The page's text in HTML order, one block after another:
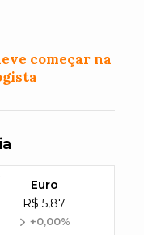
começar na
Euro
R$ 5,87
+0,00%